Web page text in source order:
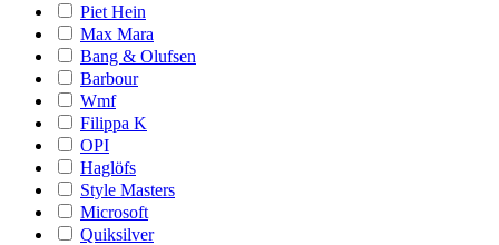
Piet Hein
Max Mara
Bang & Olufsen
Barbour
Wmf
Filippa K
OPI
Haglöfs
Style Masters
Microsoft
Quiksilver